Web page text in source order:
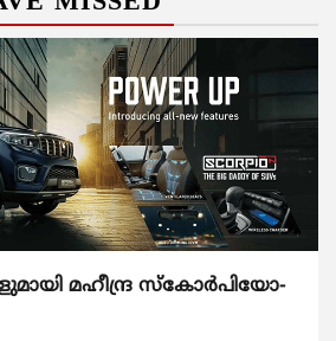
മഹീന്ദ്ര സ്കോർപിയോ-